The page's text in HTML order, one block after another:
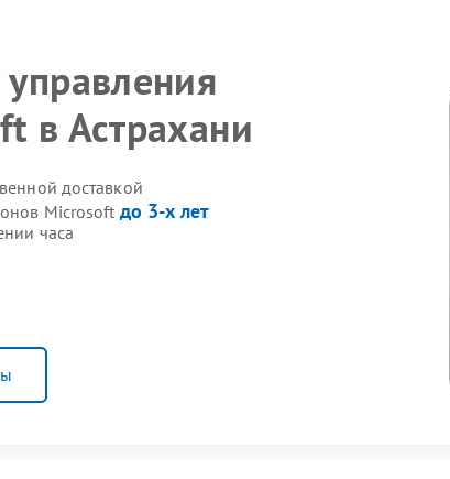
в Астрахани
доставкой
Microsoft до 3-х лет
часа